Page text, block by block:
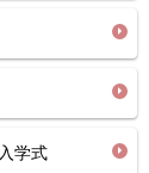
学式